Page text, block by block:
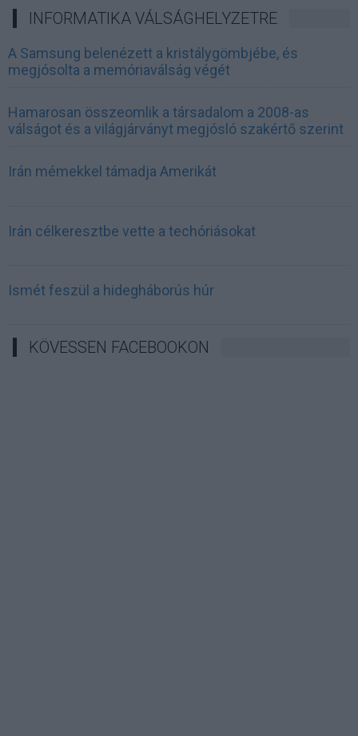
INFORMATIKA VÁLSÁGHELYZETRE
A Samsung belenézett a kristálygömbjébe, és
megjósolta a memóriaválság végét
Hamarosan összeomlik a társadalom a 2008-as
válságot és a világjárványt megjósló szakértő szerint
Irán mémekkel támadja Amerikát
Irán célkeresztbe vette a techóriásokat
Ismét feszül a hidegháborús húr
KÖVESSEN FACEBOOKON